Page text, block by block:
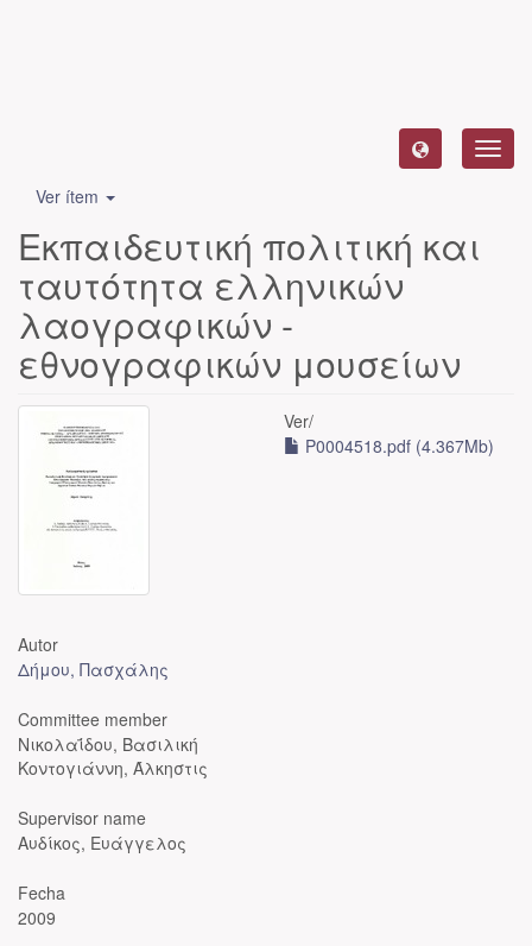
Ver ítem
Εκπαιδευτική πολιτική και
ταυτότητα ελληνικών
λαογραφικών -
εθνογραφικών μουσείων
Ver/
P0004518.pdf (4.367Mb)
Autor
Δήμου, Πασχάλης
Committee member
Νικολαΐδου, Βασιλική
Κοντογιάννη, Άλκηστις
Supervisor name
Αυδίκος, Ευάγγελος
Fecha
2009